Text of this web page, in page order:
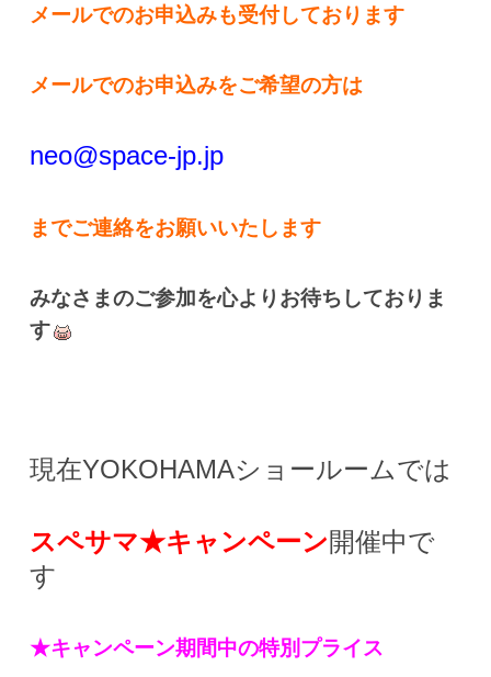
メールでのお申込みも受付しております
メールでのお申込みをご希望の方は
neo@space-jp.jp
までご連絡をお願いいたします
みなさまのご参加を心よりお待ちしておりま
す
現在YOKOHAMAショールームでは
スペサマ★キャンペーン開催中で
す
★キャンペーン期間中の特別プライス